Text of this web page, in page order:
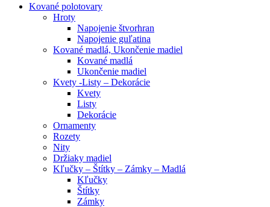
Kované polotovary
Hroty
Napojenie štvorhran
Napojenie guľatina
Kované madlá, Ukončenie madiel
Kované madlá
Ukončenie madiel
Kvety -Listy – Dekorácie
Kvety
Listy
Dekorácie
Ornamenty
Rozety
Nity
Držiaky madiel
Kľučky – Štítky – Zámky – Madlá
Kľučky
Štítky
Zámky